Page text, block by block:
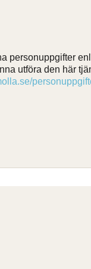
personuppgifter
utföra den här